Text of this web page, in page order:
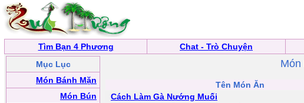
Tìm Bạn 4 Phương Chat - Trò Chuyện
Mục Lục
Món Bánh Mặn
Món Bún
Tên Món Ăn
Cách Làm Gà Nướng Muối